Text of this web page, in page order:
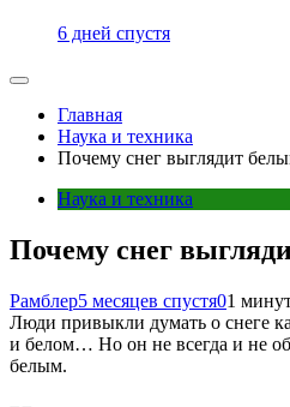
6 дней спустя
Главная
Наука и техника
Почему снег выглядит
Наука и техника
Почему снег
Рамблер5 месяцев спустя01
Люди привыкли думать о снеге
и белом… Но он не всегда и не
белым.